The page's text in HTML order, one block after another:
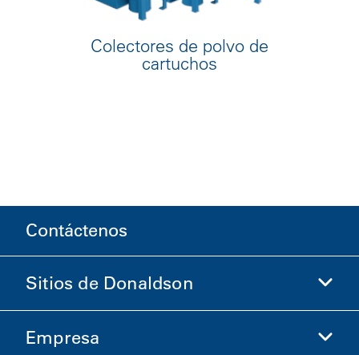
Colectores de polvo de
cartuchos
Contáctenos
Sitios de Donaldson
Donaldson Life Sciences
Empresa